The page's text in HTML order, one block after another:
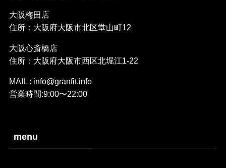
大阪梅田店
住所：大阪府大阪市北区堂山町12
大阪心斎橋店
住所：大阪府大阪市西区北堀江1-22
MAIL : info@granfit.info
営業時間:9:00〜22:00
menu